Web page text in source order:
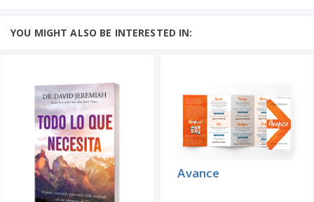
YOU MIGHT ALSO BE INTERESTED IN:
Avance